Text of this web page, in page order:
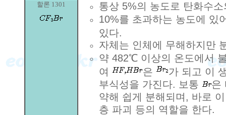
할론 1301
통상 5%의 농도로 탄화수
10%를 초과하는 농도에 있
있다.
자체는 인체에 무해하지만
약 482℃ 이상의 온도에서
여 은
가 되고 이
부식성을 가진다. 보통
은
약해 쉽게 분해되며, 바로
층 파괴 등의 역할을 한다.